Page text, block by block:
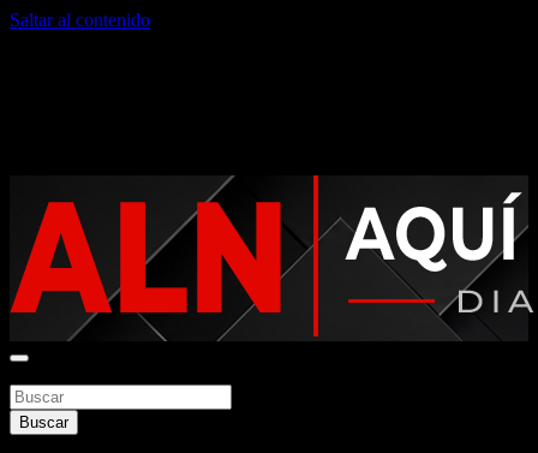
Saltar al contenido
Aquí La Noticia
Buscar